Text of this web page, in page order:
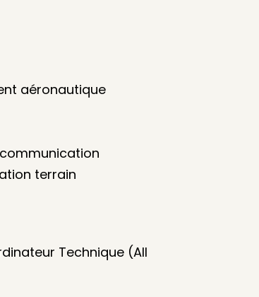
aéronautique
terrain
Technique (All